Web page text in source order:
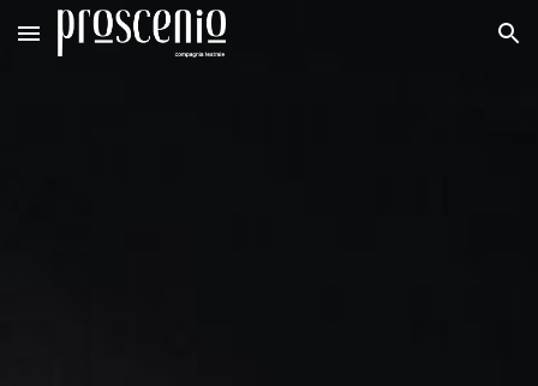
Skip to main content Skip to navigation